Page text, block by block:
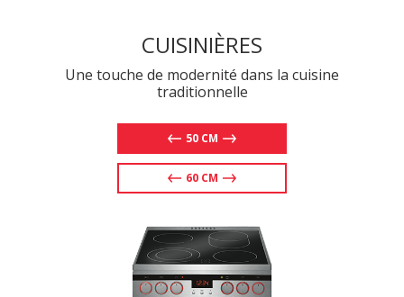
CUISINIÈRES
Une touche de modernité dans la cuisine
traditionnelle
50 CM
60 CM